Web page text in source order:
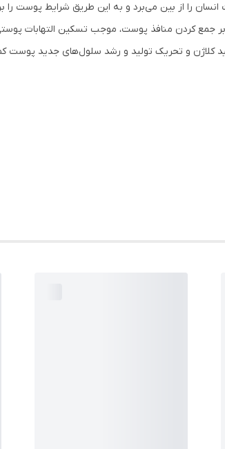
از بین می‌برد و به این طریق شرایط پوست را
و تحریک تولید و رشد سلول‌های جدید پوست